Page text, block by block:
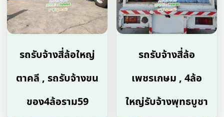
รถรับจ้างสี่ล้อใหญ่
ตาคลี , รถรับจ้างขน
ของ4ล้อราม59
รถรับจ้างสี่ล้อ
เพชรเกษม , 4ล้อ
ใหญ่รับจ้างพุทธบูชา